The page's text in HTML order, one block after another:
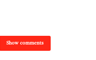
Show comments